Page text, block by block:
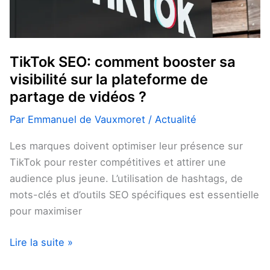
TikTok SEO: comment booster sa
visibilité sur la plateforme de
partage de vidéos ?
Par Emmanuel de Vauxmoret / Actualité
Les marques doivent optimiser leur présence sur
TikTok pour rester compétitives et attirer une
audience plus jeune. L’utilisation de hashtags, de
mots-clés et d’outils SEO spécifiques est essentielle
pour maximiser
partage
de
vidéos
Lire la suite »